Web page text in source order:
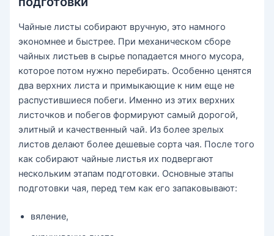
Чайные листы собирают вручную, это намного
экономнее и быстрее. При механическом сборе
чайных листьев в сырье попадается много мусора,
которое потом нужно перебирать. Особенно ценятся
два верхних листа и примыкающие к ним еще не
распустившиеся побеги. Именно из этих верхних
листочков и побегов формируют самый дорогой,
элитный и качественный чай. Из более зрелых
листов делают более дешевые сорта чая. После того
как собирают чайные листья их подвергают
нескольким этапам подготовки. Основные этапы
подготовки чая, перед тем как его запаковывают:
вяление,